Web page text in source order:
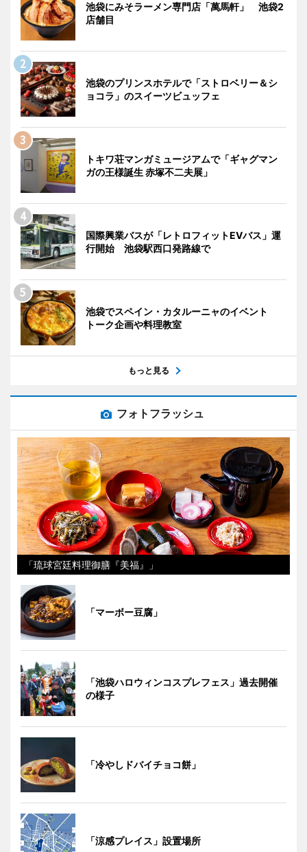
池袋にみそラーメン専門店「萬馬軒」 池袋2
店舗目
池袋のプリンスホテルで「ストロベリー＆シ
ョコラ」のスイーツビュッフェ
トキワ荘マンガミュージアムで「ギャグマン
ガの王様誕生 赤塚不二夫展」
国際興業バスが「レトロフィットEVバス」運
行開始 池袋駅西口発路線で
池袋でスペイン・カタルーニャのイベント
トーク企画や料理教室
もっと見る
フォトフラッシュ
「琉球宮廷料理御膳『美福』」
「マーボー豆腐」
「池袋ハロウィンコスプレフェス」過去開催
の様子
「冷やしドバイチョコ餅」
「涼感プレイス」設置場所